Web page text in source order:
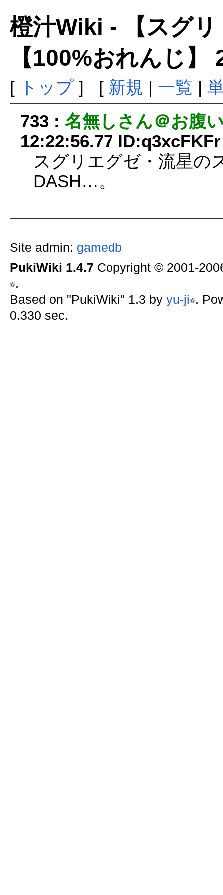
橙汁Wiki - 【スグ
【100%おれんじ】
[ トップ] [ 新規 | 一覧 |
733 :名無しさん＠お腹
12:22:56.77 ID:q3xcFKFr
スグリエグゼ・流星の
DASH…。
Site admin: gamedb
PukiWiki 1.4.7 Copyright © 2001-
.
Based on "PukiWiki" 1.3 by yu-ji .
0.330 sec.